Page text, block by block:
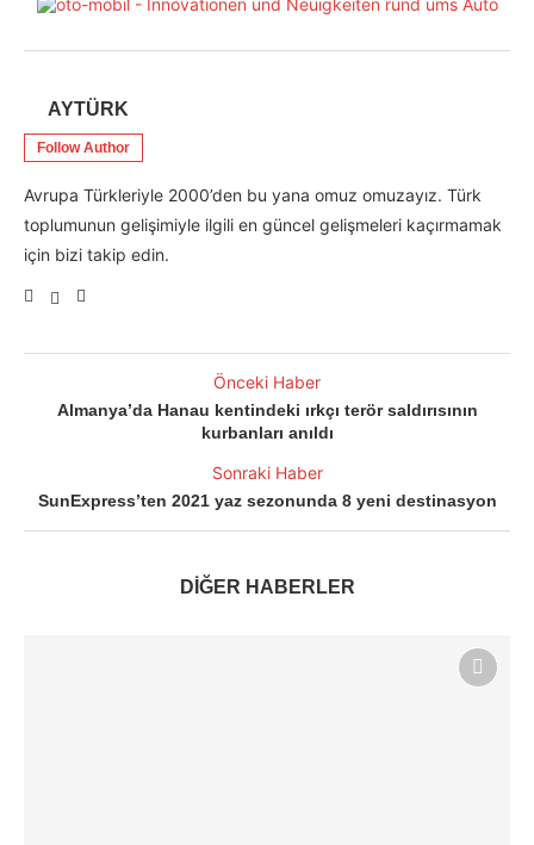
AYTÜRK
Follow Author
Avrupa Türkleriyle 2000’den bu yana omuz omuzayız. Türk
toplumunun gelişimiyle ilgili en güncel gelişmeleri kaçırmamak
için bizi takip edin.
Önceki Haber
Almanya’da Hanau kentindeki ırkçı terör saldırısının
kurbanları anıldı
Sonraki Haber
SunExpress’ten 2021 yaz sezonunda 8 yeni destinasyon
DİĞER HABERLER